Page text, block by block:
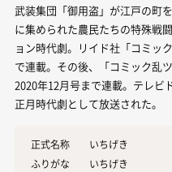
武装集団「御用盗」が江戸の町
に集められた農民たちの特殊戦
ョン時代劇。リイド社「コミッ
で連載。その後、「コミック乱
2020年12月号まで連載。テレビ
正月時代劇として放送された。
正式名称
いちげき
ふりがな
いちげき